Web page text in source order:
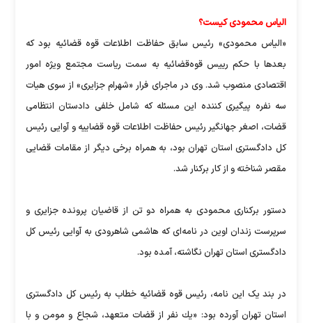
الیاس محمودی کیست؟
«الیاس محمودی» رئیس سابق حفاظت اطلاعات قوه قضائیه بود که
بعدها با حکم رییس قوه‌قضائیه به سمت ریاست مجتمع ویژه امور
اقتصادی منصوب شد. وی در ماجرای فرار «شهرام جزایری» از سوی هیات
سه نفره پیگیری کننده این مسئله که شامل خلفی دادستان انتظامی
قضات، اصغر جهانگیر رئیس حفاظت اطلاعات قوه قضاییه و آوایی رئیس
كل دادگستری استان تهران بود، به همراه برخی دیگر از مقامات قضایی
مقصر شناخته و از کار برکنار شد.
دستور برکناری محمودی به همراه دو تن از قاضیان پرونده جزایری و
سرپرست زندان اوین در نامه‌ای که هاشمی شاهرودی به آوایی رئیس کل
دادگستری استان تهران نگاشته، آمده بود.
در بند یک این نامه، رئیس قوه قضائیه خطاب به رئیس کل دادگستری
استان تهران آورده بود: «یك نفر از قضات متعهد، شجاع و مومن و با